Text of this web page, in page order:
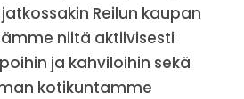
Reilun kaupan
niitä aktiivisesti
ja kahviloihin sekä
kotikuntamme